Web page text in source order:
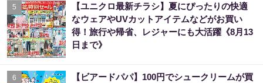
5
【ユニクロ最新チラシ】夏にぴったりの快適
なウェアやUVカットアイテムなどがお買い
得！旅行や帰省、レジャーにも大活躍《8月13
日まで》
6
【ビアードパパ】100円でシュークリームが買